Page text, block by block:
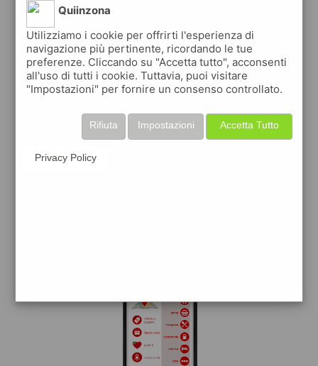
Quiinzona
Utilizziamo i cookie per offrirti l'esperienza di
navigazione più pertinente, ricordando le tue
preferenze. Cliccando su "Accetta tutto", acconsenti
all'uso di tutti i cookie. Tuttavia, puoi visitare
"Impostazioni" per fornire un consenso controllato.
Accetta Tutto
Impostazioni
Rifiuta
Privacy Policy